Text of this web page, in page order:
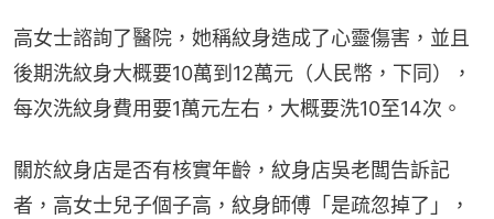
高女士諮詢了醫院，她稱紋身造成了心靈傷害，並且
後期洗紋身大概要10萬到12萬元（人民幣，下同），
每次洗紋身費用要1萬元左右，大概要洗10至14次。
關於紋身店是否有核實年齡，紋身店吳老闆告訴記
者，高女士兒子個子高，紋身師傅「是疏忽掉了」，